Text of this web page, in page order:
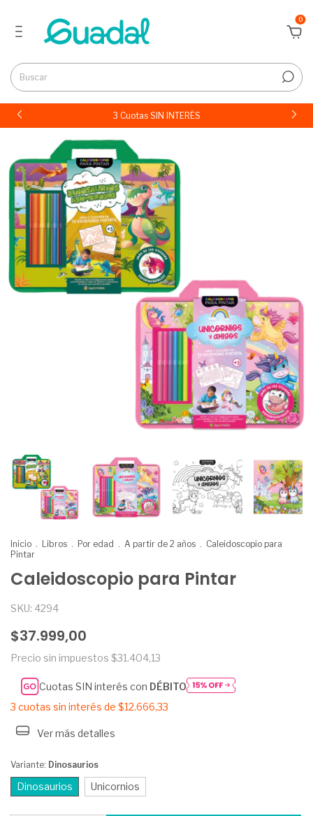
0
3 Cuotas SIN INTERÉS
Inicio . Libros . Por edad . A partir de 2 años . Caleidoscopio para
Pintar
Caleidoscopio para Pintar
SKU: 4294
$37.999,00
Precio sin impuestos $31.404,13
Cuotas SIN interés con DÉBITO
3 cuotas sin interés de $12.666,33
Ver más detalles
Variante: Dinosaurios
Dinosaurios Unicornios